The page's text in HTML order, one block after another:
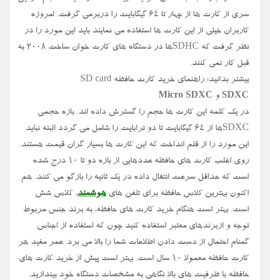
سری از کارت ها از چهار تا ۶۴ گیگابایت را دربرمی گرفت. امروزه
کاربران خیلی از این کارت ها استفاده می نمایند باید این مورد را در
نظر گرفت که SDHCها در دستگاه های کارت خوان ساخت ۲۰۰۸ به
قبل کار نمی کنند.
بیشتر بدانید: راهنمای خرید کارت حافظه SD card
SDXC و Micro SDXC
در یک کلمه این کارت ها حجم را گسترش داده اند. بازه حجمی
SDXCها از ۶۴ گیگابایت تا دو ترابایت را شامل می گردد البته نباید
این مورد را از قلم انداخت که این کارت ها بسیار گران قیمت هستند.
روی اغلب کارت های حافظه عددهایی از بازه دو تا ۱۰ درج شده
است که حداقل سرعت انتقال داده در یک ثانیه را بازگو می کنند. هم
اکنون بهترین کلاس حافظه برای تلفن های هوشمند، کلاس شش
است. بهتر است هنگام خرید کارت های حافظه، به برند جنس مربوط
توجه و ازبرندهای معتبر استفاده کنید چون که استفاده از اجناس
گمنام احتمال از دست دادن اطلاعات شما را بالا می برد. عمر مفید هر
کارت حافظه معمولا ۱۰ سال است. بهتر است پیش از خرید کارت های
حافظه با ظرفیت های بالا نگاهی به مشخصات دستگاه خود بیندازید.